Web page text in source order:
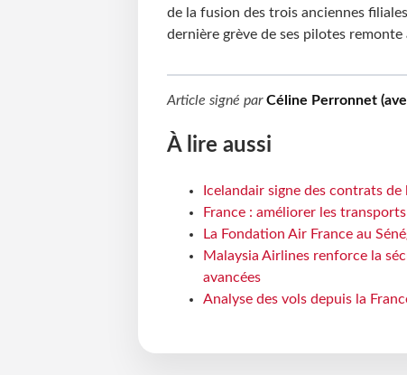
de la fusion des trois anciennes
dernière grève de ses pilotes remonte
Article signé parCéline Perronnet
À lire aussi
Icelandair signe des contrats
France : améliorer les
La Fondation Air France au
Malaysia Airlines renforce la
avancées
Analyse des vols depuis la